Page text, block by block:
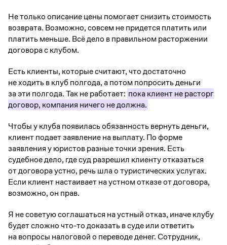
Не только описание цены помогает снизить стоимость
возврата. Возможно, совсем не придется платить или
платить меньше. Всё дело в правильном расторжении
договора с клубом.
Есть клиенты, которые считают, что достаточно
не ходить в клуб полгода, а потом попросить деньги
за эти полгода. Так не работает: пока клиент не расторг
договор, компания ничего не должна.
Чтобы у клуба появилась обязанность вернуть деньги,
клиент подает заявление на выплату. По форме
заявления у юристов разные точки зрения. Есть
судебное дело, где суд разрешил клиенту отказаться
от договора устно, речь шла о туристических услугах.
Если клиент настаивает на устном отказе от договора,
возможно, он прав.
Я не советую соглашаться на устный отказ, иначе клубу
будет сложно что-то доказать в суде или ответить
на вопросы налоговой о переводе денег. Сотрудник,